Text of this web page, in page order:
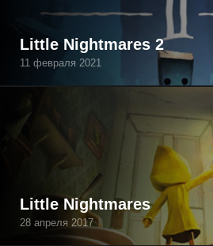
Little Nightmares 2
11 февраля 2021
Little Nightmares
28 апреля 2017